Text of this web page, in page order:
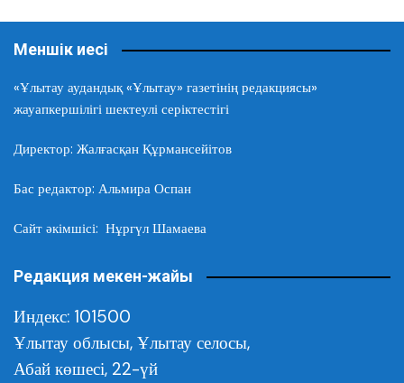
Меншік иесі
«Ұлытау аудандық «Ұлытау» газетінің редакциясы»
жауапкершілігі шектеулі серіктестігі
Директор: Жалғасқан Құрмансейітов
Бас редактор: Альмира Оспан
Сайт әкімшісі: Нұргүл Шамаева
Редакция мекен-жайы
Индекс: 101500
Ұлытау облысы, Ұлытау селосы,
Абай көшесі, 22-үй